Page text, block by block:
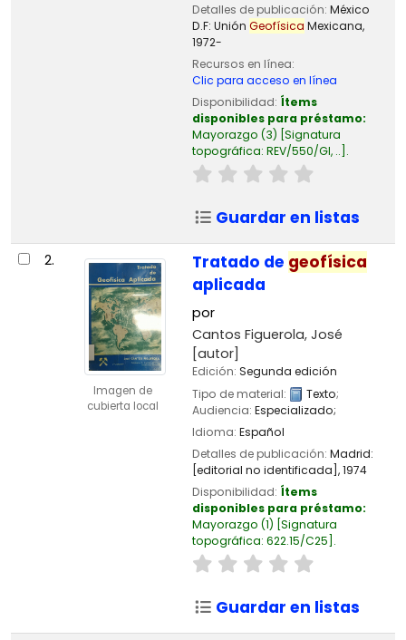
Detalles de publicación: México
D.F: Unión Geofísica Mexicana,
1972-
Recursos en línea:
Clic para acceso en línea
Disponibilidad: Ítems
disponibles para préstamo:
Mayorazgo (3) Signatura
topográfica: REV/550/GI, .. .
Guardar en listas
2.
Imagen de
cubierta local
Tratado de geofísica
aplicada
por
Cantos Figuerola, José
[autor]
Edición: Segunda edición
Tipo de material:
Texto;
Audiencia: Especializado;
Idioma: Español
Detalles de publicación: Madrid:
[editorial no identificada],1974
Disponibilidad: Ítems
disponibles para préstamo:
Mayorazgo (1) Signatura
topográfica: 622.15/C25 .
Guardar en listas